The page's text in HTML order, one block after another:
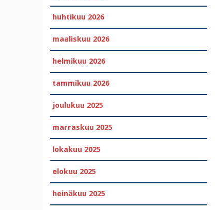
huhtikuu 2026
maaliskuu 2026
helmikuu 2026
tammikuu 2026
joulukuu 2025
marraskuu 2025
lokakuu 2025
elokuu 2025
heinäkuu 2025